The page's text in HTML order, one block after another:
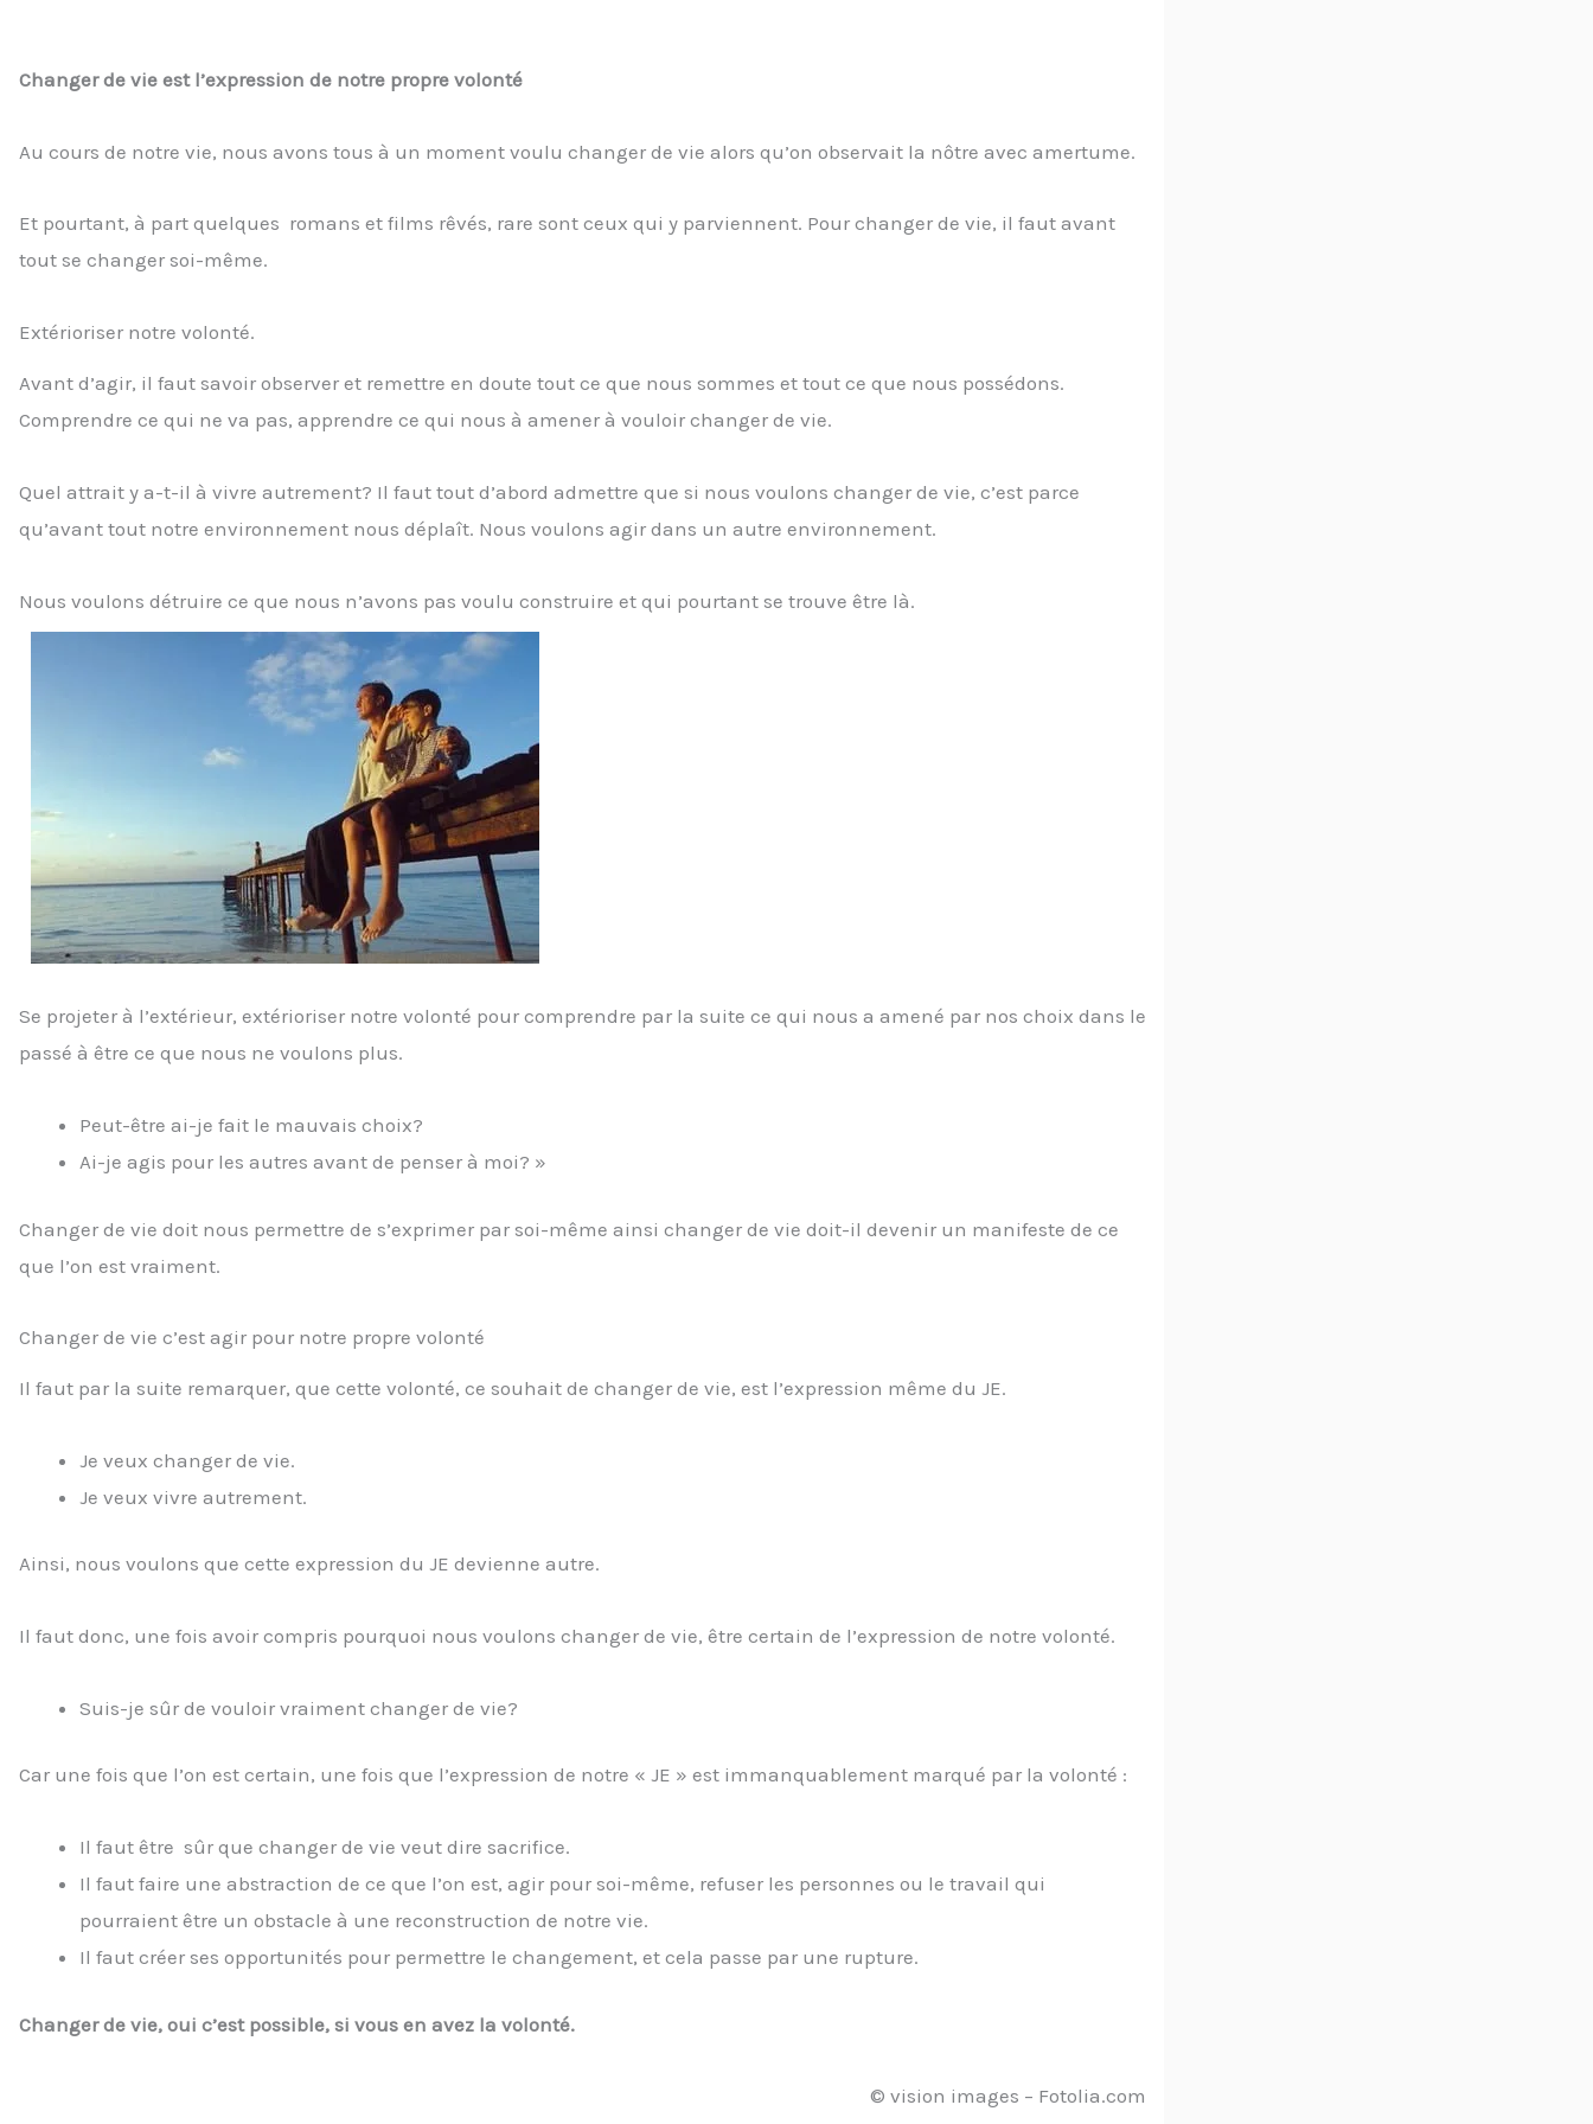
Changer de vie est l’expression de notre propre volonté
Au cours de notre vie, nous avons tous à un moment voulu changer de vie alors qu’on observait la nôtre avec amertume.
Et pourtant, à part quelques romans et films rêvés, rare sont ceux qui y parviennent. Pour changer de vie, il faut avant
tout se changer soi-même.
Extérioriser notre volonté.
Avant d’agir, il faut savoir observer et remettre en doute tout ce que nous sommes et tout ce que nous possédons.
Comprendre ce qui ne va pas, apprendre ce qui nous à amener à vouloir changer de vie.
Quel attrait y a-t-il à vivre autrement? Il faut tout d’abord admettre que si nous voulons changer de vie, c’est parce
qu’avant tout notre environnement nous déplaît. Nous voulons agir dans un autre environnement.
Nous voulons détruire ce que nous n’avons pas voulu construire et qui pourtant se trouve être là.
Se projeter à l’extérieur, extérioriser notre volonté pour comprendre par la suite ce qui nous a amené par nos choix dans le
passé à être ce que nous ne voulons plus.
Peut-être ai-je fait le mauvais choix?
Ai-je agis pour les autres avant de penser à moi? »
Changer de vie doit nous permettre de s’exprimer par soi-même ainsi changer de vie doit-il devenir un manifeste de ce
que l’on est vraiment.
Changer de vie c’est agir pour notre propre volonté
Il faut par la suite remarquer, que cette volonté, ce souhait de changer de vie, est l’expression même du JE.
Je veux changer de vie.
Je veux vivre autrement.
Ainsi, nous voulons que cette expression du JE devienne autre.
Il faut donc, une fois avoir compris pourquoi nous voulons changer de vie, être certain de l’expression de notre volonté.
Suis-je sûr de vouloir vraiment changer de vie?
Car une fois que l’on est certain, une fois que l’expression de notre « JE » est immanquablement marqué par la volonté :
Il faut être sûr que changer de vie veut dire sacrifice.
Il faut faire une abstraction de ce que l’on est, agir pour soi-même, refuser les personnes ou le travail qui
pourraient être un obstacle à une reconstruction de notre vie.
Il faut créer ses opportunités pour permettre le changement, et cela passe par une rupture.
Changer de vie, oui c’est possible, si vous en avez la volonté.
© vision images – Fotolia.com